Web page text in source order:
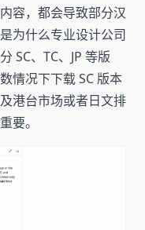
容，都会导致部分汉
为什么专业设计公司
SC、TC、JP 等版
情况下下载 SC 版本
港台市场或者日文排
要。